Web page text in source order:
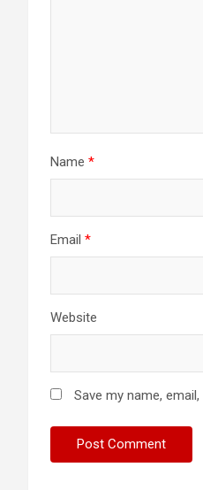
Name *
Email *
Website
Save my name,